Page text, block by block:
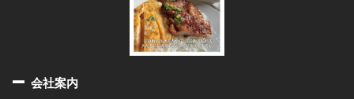
会社案内